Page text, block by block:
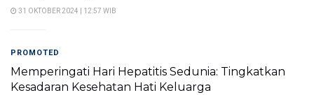
31 OKTOBER 2024 | 12:57 WIB
PROMOTED
Memperingati Hari Hepatitis Sedunia: Tingkatkan
Kesadaran Kesehatan Hati Keluarga